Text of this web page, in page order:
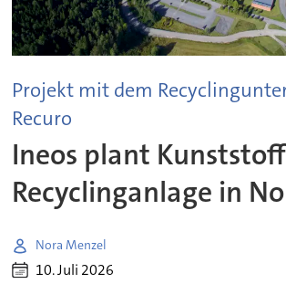
Projekt mit dem
Recuro
Ineos plant
Recyclinganlage in
Nora Menzel
10. Juli 2026